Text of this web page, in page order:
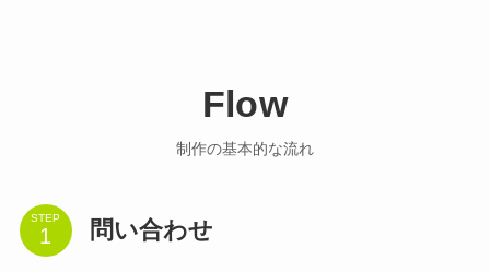
Flow
制作の基本的な流れ
STEP 問い合わせ